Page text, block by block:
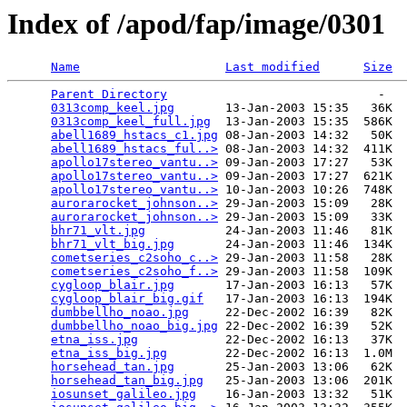
Index of /apod/fap/image/0301
Name Last modified Size
Parent Directory
                             -
0313comp_keel.jpg
       13-Jan-2003 15:35   36K
0313comp_keel_full.jpg
  13-Jan-2003 15:35  586K
abell1689_hstacs_c1.jpg 08-Jan-2003 14:32   50K
abell1689_hstacs_ful..> 08-Jan-2003 14:32  411K
apollo17stereo_vantu..> 09-Jan-2003 17:27   53K
apollo17stereo_vantu..> 09-Jan-2003 17:27  621K
apollo17stereo_vantu..> 10-Jan-2003 10:26  748K
aurorarocket_johnson..> 29-Jan-2003 15:09   28K
aurorarocket_johnson..> 29-Jan-2003 15:09   33K
bhr71_vlt.jpg
           24-Jan-2003 11:46   81K
bhr71_vlt_big.jpg
       24-Jan-2003 11:46  134K
cometseries_c2soho_c..> 29-Jan-2003 11:58   28K
cometseries_c2soho_f..> 29-Jan-2003 11:58  109K
cygloop_blair.jpg
       17-Jan-2003 16:13   57K
cygloop_blair_big.gif
   17-Jan-2003 16:13  194K
dumbbellho_noao.jpg
     22-Dec-2002 16:39   82K
dumbbellho_noao_big.jpg 22-Dec-2002 16:39   52K
etna_iss.jpg
            22-Dec-2002 16:13   37K
etna_iss_big.jpg
        22-Dec-2002 16:13  1.0M
horsehead_tan.jpg
       25-Jan-2003 13:06   62K
horsehead_tan_big.jpg
   25-Jan-2003 13:06  201K
iosunset_galileo.jpg
    16-Jan-2003 13:32   51K